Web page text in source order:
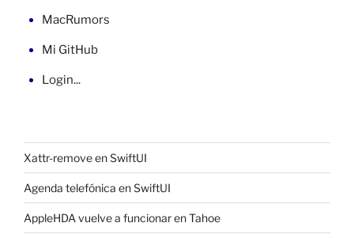
MacRumors
Mi GitHub
Login...
Xattr-remove en SwiftUI
Agenda telefónica en SwiftUI
AppleHDA vuelve a funcionar en Tahoe